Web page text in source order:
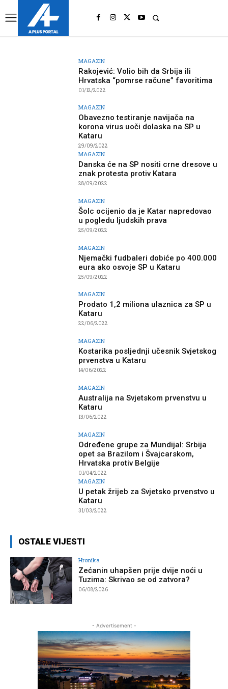
MAGAZIN
Rakojević: Volio bih da Srbija ili
Hrvatska “pomrse račune” favoritima
01/12/2022
MAGAZIN
Obavezno testiranje navijača na
korona virus uoči dolaska na SP u
Kataru
29/09/2022
MAGAZIN
Danska će na SP nositi crne dresove u
znak protesta protiv Katara
28/09/2022
MAGAZIN
Šolc ocijenio da je Katar napredovao
u pogledu ljudskih prava
25/09/2022
MAGAZIN
Njemački fudbaleri dobiće po 400.000
eura ako osvoje SP u Kataru
25/09/2022
MAGAZIN
Prodato 1,2 miliona ulaznica za SP u
Kataru
22/06/2022
MAGAZIN
Kostarika posljednji učesnik Svjetskog
prvenstva u Kataru
14/06/2022
MAGAZIN
Australija na Svjetskom prvenstvu u
Kataru
13/06/2022
MAGAZIN
Određene grupe za Mundijal: Srbija
opet sa Brazilom i Švajcarskom,
Hrvatska protiv Belgije
01/04/2022
MAGAZIN
U petak žrijeb za Svjetsko prvenstvo u
Kataru
31/03/2022
OSTALE VIJESTI
Hronika
Zećanin uhapšen prije dvije noći u
Tuzima: Skrivao se od zatvora?
06/08/2026
- Advertisement -